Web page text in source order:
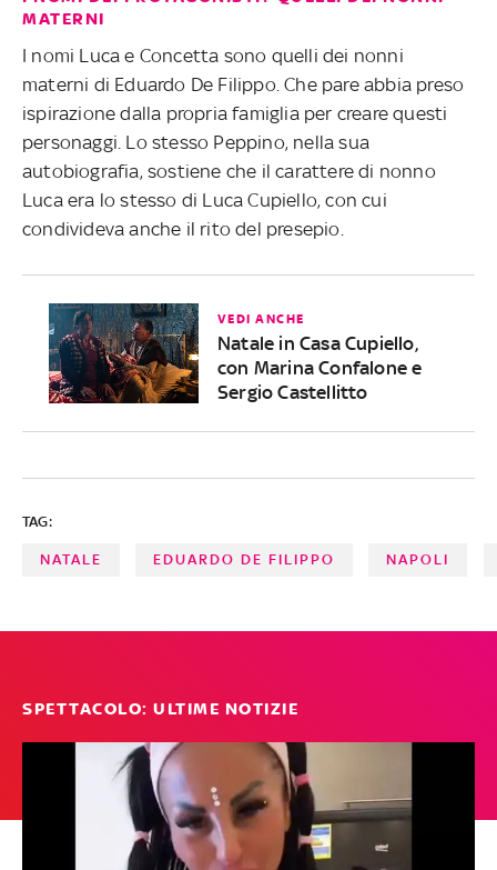
MATERNI
I nomi Luca e Concetta sono quelli dei nonni
materni di Eduardo De Filippo. Che pare abbia preso
ispirazione dalla propria famiglia per creare questi
personaggi. Lo stesso Peppino, nella sua
autobiografia, sostiene che il carattere di nonno
Luca era lo stesso di Luca Cupiello, con cui
condivideva anche il rito del presepio.
VEDI ANCHE
Natale in Casa Cupiello,
con Marina Confalone e
Sergio Castellitto
TAG:
NATALE EDUARDO DE FILIPPO NAPOLI
SPETTACOLO: ULTIME NOTIZIE